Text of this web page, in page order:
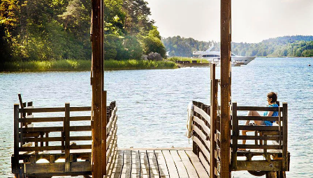
of their services. You consent to our cookies if you
continue to use our website.
Allow all cookies
Customize